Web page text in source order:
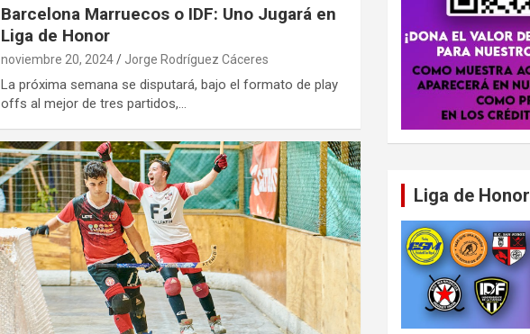
Barcelona Marruecos o IDF: Uno Jugará en
Liga de Honor
noviembre 20, 2024 Jorge Rodríguez Cáceres
La próxima semana se disputará, bajo el formato de play
offs al mejor de tres partidos,…
Liga de Honor